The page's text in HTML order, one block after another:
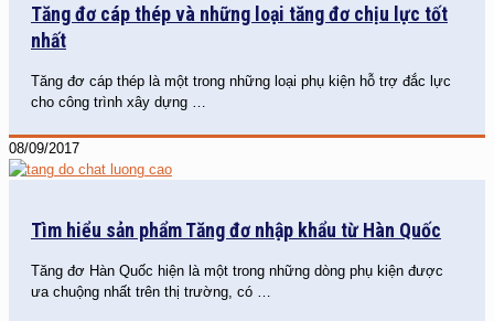
Tăng đơ cáp thép và những loại tăng đơ chịu lực tốt
nhất
Tăng đơ cáp thép là một trong những loại phụ kiện hỗ trợ đắc lực
cho công trình xây dựng
08/09/2017
Tìm hiểu sản phẩm Tăng đơ nhập khẩu từ Hàn Quốc
Tăng đơ Hàn Quốc hiện là một trong những dòng phụ kiện được
ưa chuộng nhất trên thị trường, có …